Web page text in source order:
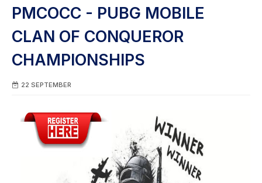
PMCOCC - PUBG MOBILE
CLAN OF CONQUEROR
CHAMPIONSHIPS
22 SEPTEMBER